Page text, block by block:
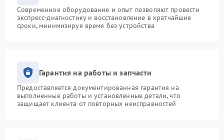
Современное оборудование и опыт позволяют провести
экспресс-диагностику и восстановление в кратчайшие
сроки, минимизируя время без устройства
Гарантия на работы и запчасти
Предоставляется документированная гарантия на
выполненные работы и установленные детали, что
защищает клиента от повторных неисправностей